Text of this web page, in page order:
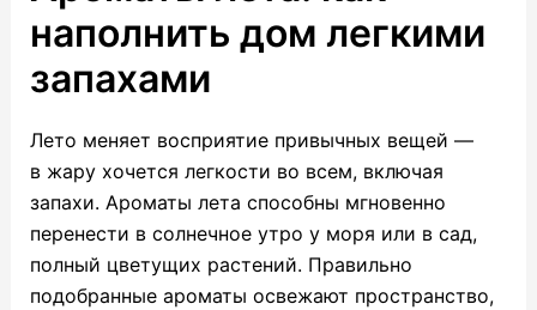
наполнить дом легкими
запахами
Лето меняет восприятие привычных вещей —
в жару хочется легкости во всем, включая
запахи. Ароматы лета способны мгновенно
перенести в солнечное утро у моря или в сад,
полный цветущих растений. Правильно
подобранные ароматы освежают пространство,